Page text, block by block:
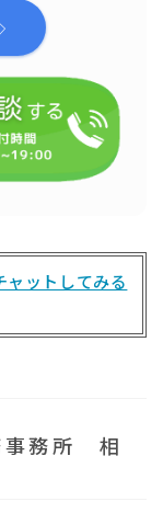
ャットしてみる
事務所 相